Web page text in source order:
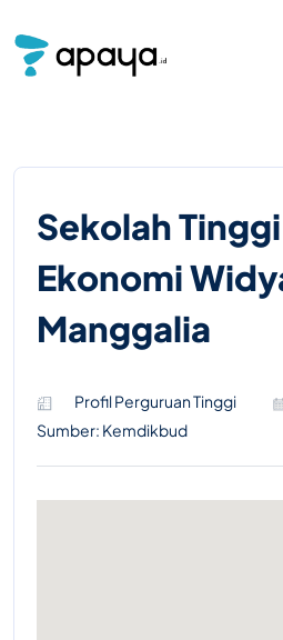
Sekolah
Ekonomi
Manggalia
Profil Perguruan Tinggi
Sumber: Kemdikbud